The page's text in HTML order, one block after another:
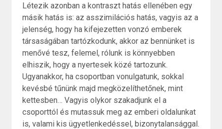
Létezik azonban a kontraszt hatás ellenében egy
másik hatás is: az asszimilációs hatás, vagyis az a
jelenség, hogy ha kifejezetten vonzó emberek
társaságában tartózkodunk, akkor az bennünket is
menővé tesz, felemel, rólunk is könnyebben
elhiszik, hogy a nyertesek közé tartozunk.
Ugyanakkor, ha csoportban vonulgatunk, sokkal
kevésbé tűnünk majd megközelíthetőnek, mint
kettesben… Vagyis olykor szakadjunk el a
csoporttól és mutassuk meg az emberi oldalunkat
is, valami kis ügyetlenkedéssel, bizonytalansággal.